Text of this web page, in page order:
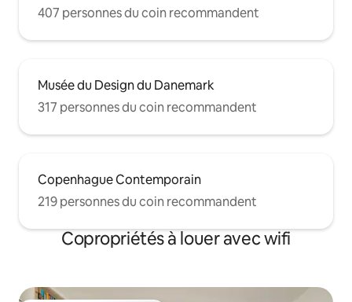
407 personnes du coin recommandent
Musée du Design du Danemark
317 personnes du coin recommandent
Copenhague Contemporain
219 personnes du coin recommandent
Copropriétés à louer avec wifi